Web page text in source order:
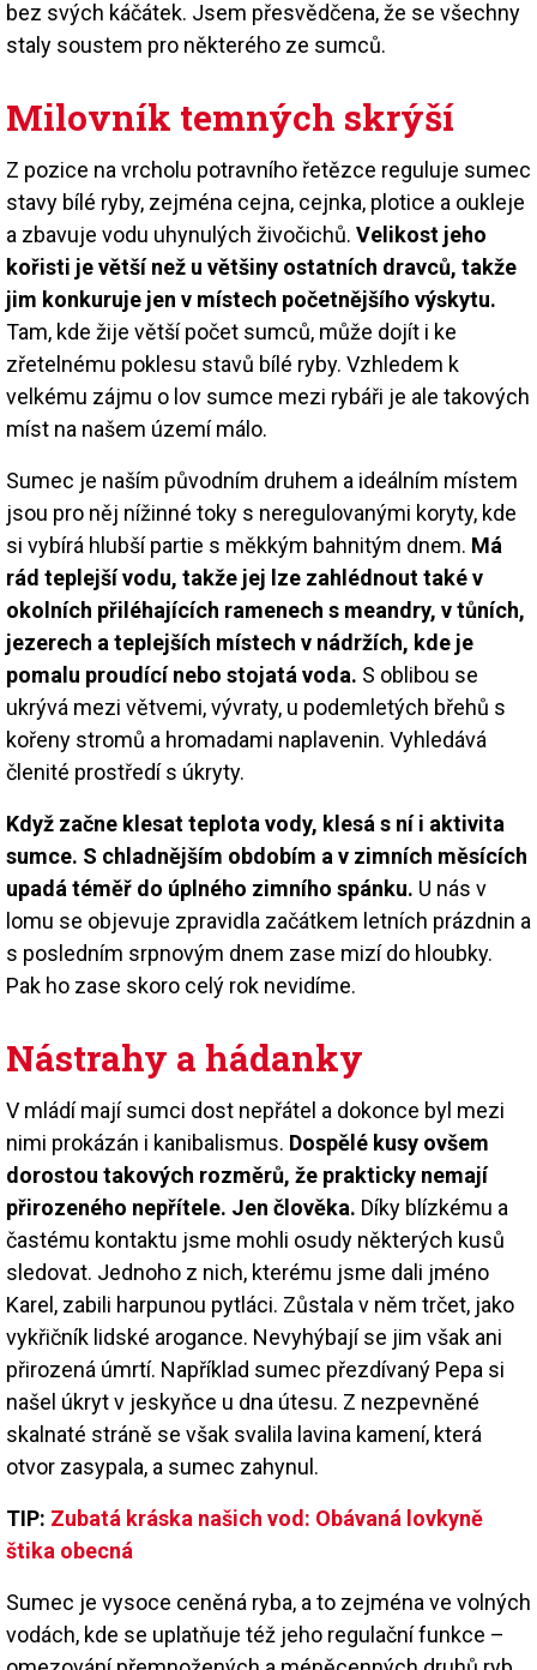
bez svých káčátek. Jsem přesvědčena, že se všechny
staly soustem pro některého ze sumců.
Milovník temných skrýší
Z pozice na vrcholu potravního řetězce reguluje sumec
stavy bílé ryby, zejména cejna, cejnka, plotice a oukleje
a zbavuje vodu uhynulých živočichů. Velikost jeho
kořisti je větší než u většiny ostatních dravců, takže
jim konkuruje jen v místech početnějšího výskytu.
Tam, kde žije větší počet sumců, může dojít i ke
zřetelnému poklesu stavů bílé ryby. Vzhledem k
velkému zájmu o lov sumce mezi rybáři je ale takových
míst na našem území málo.
Sumec je naším původním druhem a ideálním místem
jsou pro něj nížinné toky s neregulovanými koryty, kde
si vybírá hlubší partie s měkkým bahnitým dnem. Má
rád teplejší vodu, takže jej lze zahlédnout také v
okolních přiléhajících ramenech s meandry, v tůních,
jezerech a teplejších místech v nádržích, kde je
pomalu proudící nebo stojatá voda. S oblibou se
ukrývá mezi větvemi, vývraty, u podemletých břehů s
kořeny stromů a hromadami naplavenin. Vyhledává
členité prostředí s úkryty.
Když začne klesat teplota vody, klesá s ní i aktivita
sumce. S chladnějším obdobím a v zimních měsících
upadá téměř do úplného zimního spánku. U nás v
lomu se objevuje zpravidla začátkem letních prázdnin a
s posledním srpnovým dnem zase mizí do hloubky.
Pak ho zase skoro celý rok nevidíme.
Nástrahy a hádanky
V mládí mají sumci dost nepřátel a dokonce byl mezi
nimi prokázán i kanibalismus. Dospělé kusy ovšem
dorostou takových rozměrů, že prakticky nemají
přirozeného nepřítele. Jen člověka. Díky blízkému a
častému kontaktu jsme mohli osudy některých kusů
sledovat. Jednoho z nich, kterému jsme dali jméno
Karel, zabili harpunou pytláci. Zůstala v něm trčet, jako
vykřičník lidské arogance. Nevyhýbají se jim však ani
přirozená úmrtí. Například sumec přezdívaný Pepa si
našel úkryt v jeskyňce u dna útesu. Z nezpevněné
skalnaté stráně se však svalila lavina kamení, která
otvor zasypala, a sumec zahynul.
TIP: Zubatá kráska našich vod: Obávaná lovkyně
štika obecná
Sumec je vysoce ceněná ryba, a to zejména ve volných
vodách, kde se uplatňuje též jeho regulační funkce –